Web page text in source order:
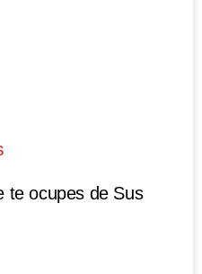
te ocupes de Sus